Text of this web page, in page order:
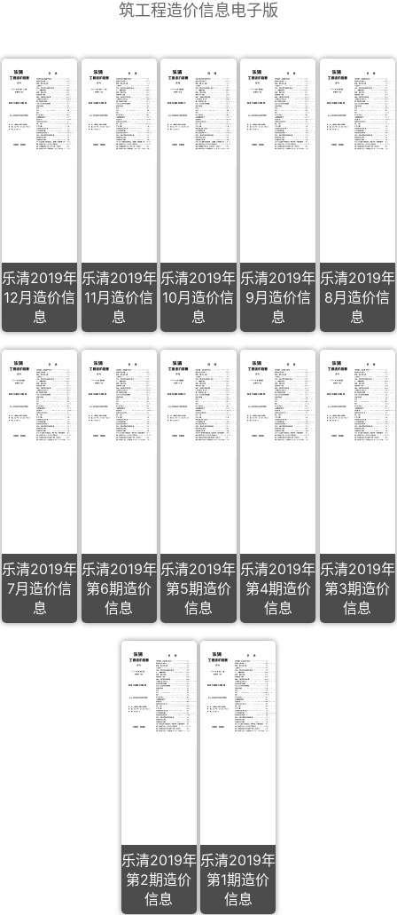
筑工程造价信息电子版
乐清2019年
12月造价信
息
乐清2019年
11月造价信
息
乐清2019年
10月造价信
息
乐清2019年
9月造价信
息
乐清2019年
8月造价信
息
乐清2019年
7月造价信
息
乐清2019年
第6期造价
信息
乐清2019年
第5期造价
信息
乐清2019年
第4期造价
信息
乐清2019年
第3期造价
信息
乐清2019年
第2期造价
信息
乐清2019年
第1期造价
信息